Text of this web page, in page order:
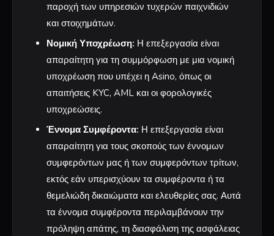
παροχή των υπηρεσιών τυχερών παιχνιδιών
και στοιχημάτων.
Νομική Υποχρέωση: Η επεξεργασία είναι
απαραίτητη για τη συμμόρφωση με μια νομική
υποχρέωση που υπέχει η Asino, όπως οι
απαιτήσεις KYC, AML και οι φορολογικές
υποχρεώσεις.
Έννομα Συμφέροντα: Η επεξεργασία είναι
απαραίτητη για τους σκοπούς των έννομων
συμφερόντων μας ή των συμφερόντων τρίτων,
εκτός εάν υπερισχύουν τα συμφέροντα ή τα
θεμελιώδη δικαιώματα και ελευθερίες σας. Αυτά
τα έννομα συμφέροντα περιλαμβάνουν την
πρόληψη απάτης, τη διασφάλιση της ασφάλειας